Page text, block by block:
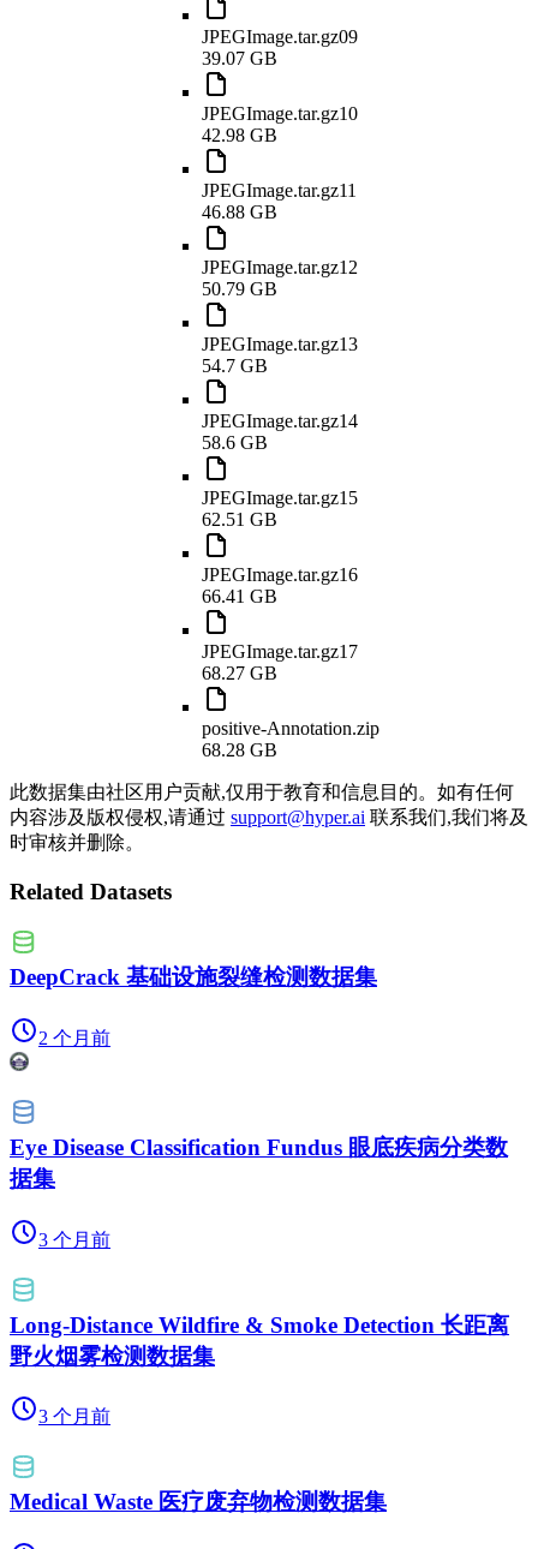
JPEGImage.tar.gz09
39.07 GB
JPEGImage.tar.gz10
42.98 GB
JPEGImage.tar.gz11
46.88 GB
JPEGImage.tar.gz12
50.79 GB
JPEGImage.tar.gz13
54.7 GB
JPEGImage.tar.gz14
58.6 GB
JPEGImage.tar.gz15
62.51 GB
JPEGImage.tar.gz16
66.41 GB
JPEGImage.tar.gz17
68.27 GB
positive-Annotation.zip
68.28 GB
此数据集由社区用户贡献,仅用于教育和信息目的。如有任何
内容涉及版权侵权,请通过 support@hyper.ai 联系我们,我们将及
时审核并删除。
Related Datasets
DeepCrack 基础设施裂缝检测数据集
2 个月前
Eye Disease Classification Fundus 眼底疾病分类数
据集
3 个月前
Long-Distance Wildfire & Smoke Detection 长距离
野火烟雾检测数据集
3 个月前
Medical Waste 医疗废弃物检测数据集